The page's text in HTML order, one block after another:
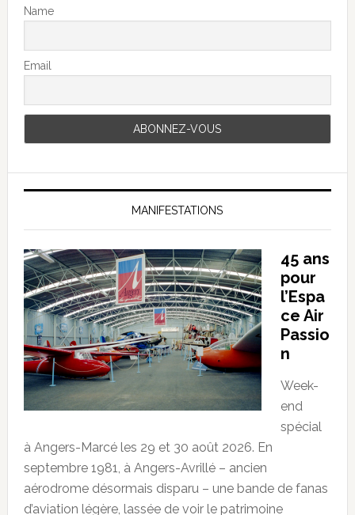
Name
Email
MANIFESTATIONS
45 ans
pour
l’Espa
ce Air
Passio
n
Week-
end
spécial
à Angers-Marcé les 29 et 30 août 2026. En
septembre 1981, à Angers-Avrillé – ancien
aérodrome désormais disparu – une bande de fanas
d’aviation légère, lassée de voir le patrimoine